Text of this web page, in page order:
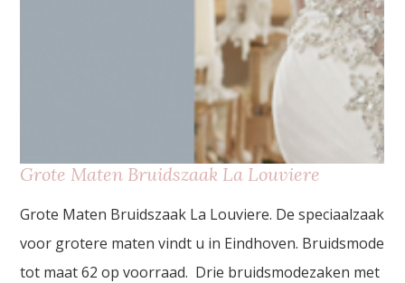
Grote Maten Bruidszaak La Louviere
Grote Maten Bruidszaak La Louviere. De speciaalzaak
voor grotere maten vindt u in Eindhoven. Bruidsmode
tot maat 62 op voorraad. Drie bruidsmodezaken met